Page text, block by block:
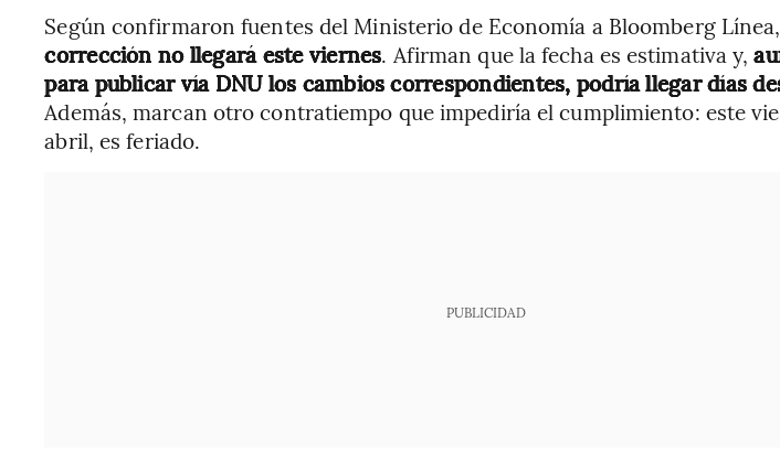
Según confirmaron fuentes del Ministerio de Economía a Bloomberg Línea,
corrección no llegará este viernes. Afirman que la fecha es estimativa y,
para publicar vía DNU los cambios correspondientes, podría llegar días
Además, marcan otro contratiempo que impediría el cumplimiento: este
abril, es feriado.
PUBLICIDAD